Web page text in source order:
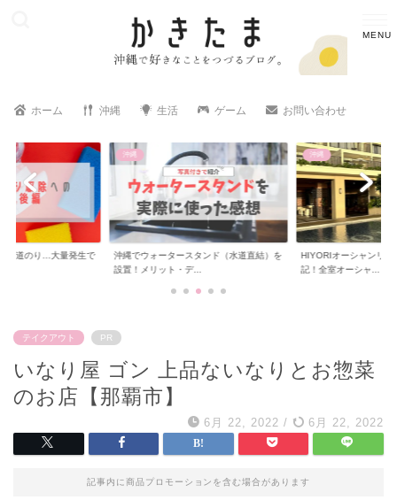
ホーム 沖縄 生活 ゲーム お問い合わせ
の道のり…大量発生で
沖縄
沖縄でウォータースタンド（水道直結）を
設置！メリット・デ...
沖縄
HIYORIオーシャンリゾ
記！全室オーシャ...
テイクアウト PR
いなり屋 ゴン 上品ないなりとお惣菜
のお店【那覇市】
6月 22, 2022 / 6月 22, 2022
記事内に商品プロモーションを含む場合があります